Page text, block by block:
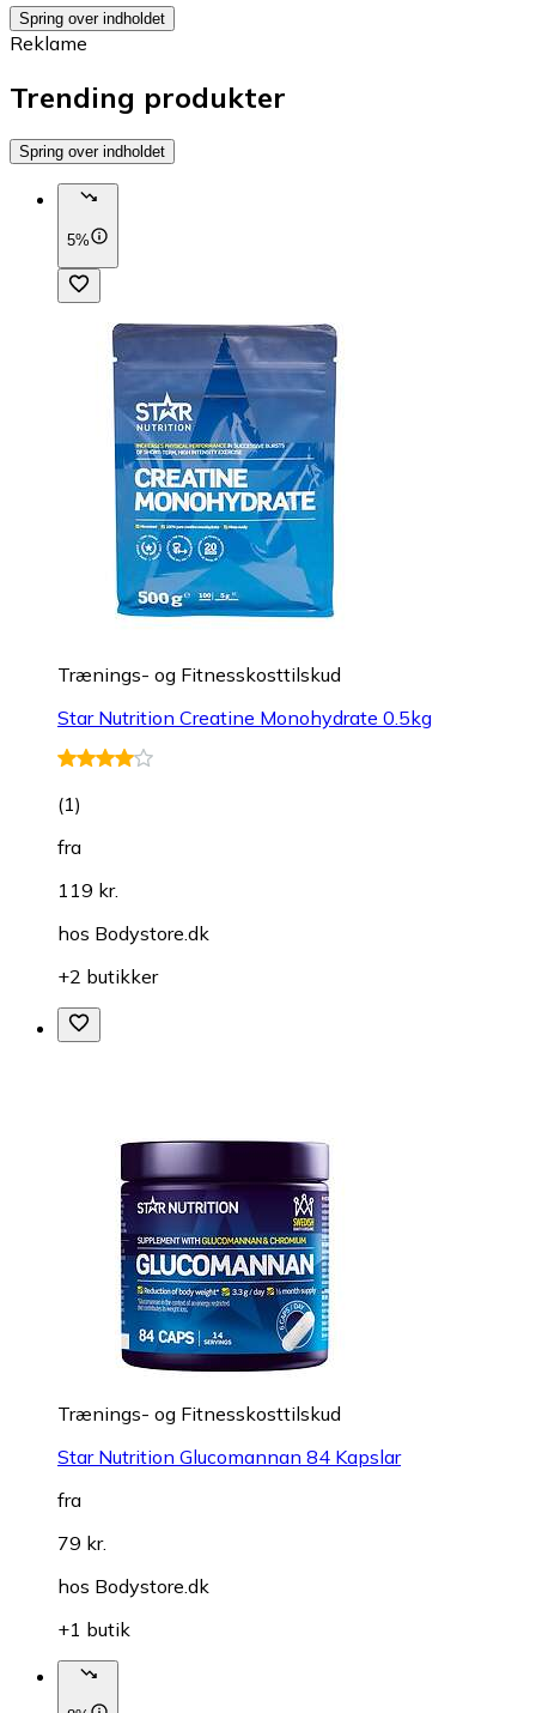
Spring over indholdet
Reklame
Trending produkter
Spring over indholdet
5%
Trænings- og Fitnesskosttilskud
Star Nutrition Creatine Monohydrate 0.5kg
(1)
fra
119 kr.
hos Bodystore.dk
+2 butikker
Trænings- og Fitnesskosttilskud
Star Nutrition Glucomannan 84 Kapslar
fra
79 kr.
hos Bodystore.dk
+1 butik